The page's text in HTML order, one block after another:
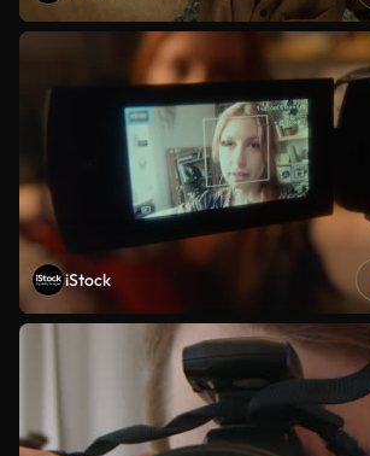
iStock